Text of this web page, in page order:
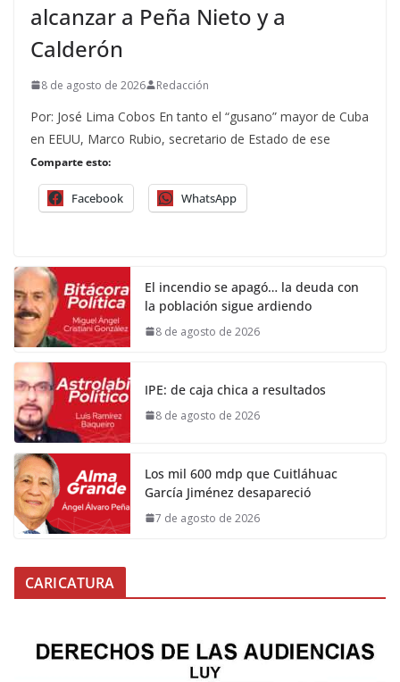
alcanzar a Peña Nieto y a
Calderón
8 de agosto de 2026 Redacción
Por: José Lima Cobos En tanto el “gusano” mayor de Cuba
en EEUU, Marco Rubio, secretario de Estado de ese
Comparte esto:
Facebook WhatsApp
El incendio se apagó… la deuda con
la población sigue ardiendo
8 de agosto de 2026
IPE: de caja chica a resultados
8 de agosto de 2026
Los mil 600 mdp que Cuitláhuac
García Jiménez desapareció
7 de agosto de 2026
CARICATURA